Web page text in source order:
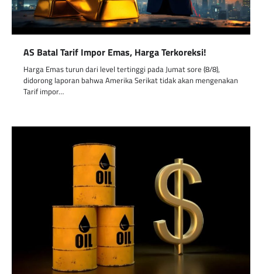
AS Batal Tarif Impor Emas, Harga Terkoreksi!
Harga Emas turun dari level tertinggi pada Jumat sore (8/8),
didorong laporan bahwa Amerika Serikat tidak akan mengenakan
Tarif impor…